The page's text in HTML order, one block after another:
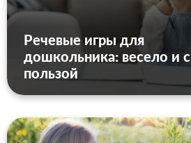
Речевые игры для
дошкольника: весело и с
пользой